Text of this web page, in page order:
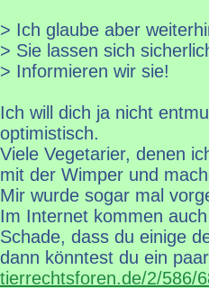
> Ich glaube aber
> Sie lassen sich
> Informieren wir sie!
Ich will dich ja nicht
optimistisch.
Viele Vegetarier, denen
mit der Wimper und
Mir wurde sogar mal
Im Internet kommen
Schade, dass du einige
dann könntest du ein
tierrechtsforen.de/2/586/